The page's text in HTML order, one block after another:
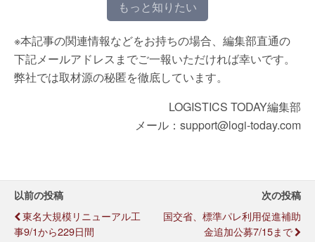
もっと知りたい
※本記事の関連情報などをお持ちの場合、編集部直通の
下記メールアドレスまでご一報いただければ幸いです。
弊社では取材源の秘匿を徹底しています。
LOGISTICS TODAY編集部
メール：support@logi-today.com
以前の投稿
東名大規模リニューアル工
事9/1から229日間
次の投稿
国交省、標準パレ利用促進補助
金追加公募7/15まで